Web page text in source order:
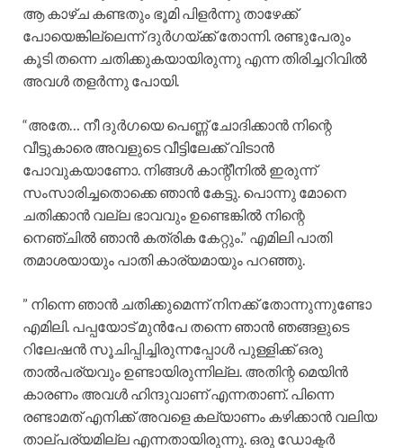
ആ കാഴ്ച കണ്ടതും ഭൂമി പിളർന്നു താഴേക്ക്
പോയെങ്കില്ലെന്ന് ദുർഗയ്ക്ക് തോന്നി. രണ്ടുപേരും
കൂടി തന്നെ ചതിക്കുകയായിരുന്നു എന്ന തിരിച്ചറിവിൽ
അവൾ തളർന്നു പോയി.
“അതേ… നീ ദുർഗയെ പെണ്ണ് ചോദിക്കാൻ നിന്റെ
വീട്ടുകാരെ അവളുടെ വീട്ടിലേക്ക് വിടാൻ
പോവുകയാണോ. നിങ്ങൾ കാന്റീനിൽ ഇരുന്ന്
സംസാരിച്ചതൊക്കെ ഞാൻ കേട്ടു. പൊന്നു മോനെ
ചതിക്കാൻ വല്ല ഭാവവും ഉണ്ടെങ്കിൽ നിന്റെ
നെഞ്ചിൽ ഞാൻ കത്രിക കേറ്റും.” എമിലി പാതി
തമാശയായും പാതി കാര്യമായും പറഞ്ഞു.
” നിന്നെ ഞാൻ ചതിക്കുമെന്ന് നിനക്ക് തോന്നുന്നുണ്ടോ
എമിലി. പപ്പയോട് മുൻപേ തന്നെ ഞാൻ ഞങ്ങളുടെ
റിലേഷൻ സൂചിപ്പിച്ചിരുന്നപ്പോൾ പുള്ളിക്ക് ഒരു
താൽപര്യവും ഉണ്ടായിരുന്നില്ല. അതിന്റ മെയിൻ
കാരണം അവൾ ഹിന്ദുവാണ് എന്നതാണ്. പിന്നെ
രണ്ടാമത് എനിക്ക് അവളെ കല്യാണം കഴിക്കാൻ വലിയ
താല്പര്യമില്ല എന്നതായിരുന്നു. ഒരു ഡോക്ടർ